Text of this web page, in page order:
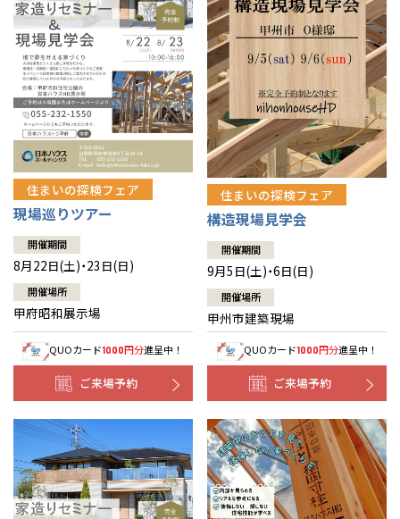
住まいの探検フェア
現場巡りツアー
開催期間
8月22日(土)・23日(日)
開催場所
甲府昭和展示場
QUOカード1000円分進呈中！
ご来場予約
住まいの探検フェア
構造現場見学会
開催期間
9月5日(土)・6日(日)
開催場所
甲州市建築現場
QUOカード1000円分進呈中！
ご来場予約